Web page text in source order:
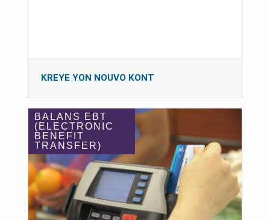
KREYE YON NOUVO KONT
BALANS EBT
(ELECTRONIC
BENEFIT
TRANSFER)